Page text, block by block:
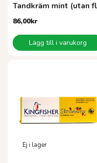
86,00kr
Lägg till i varukorg